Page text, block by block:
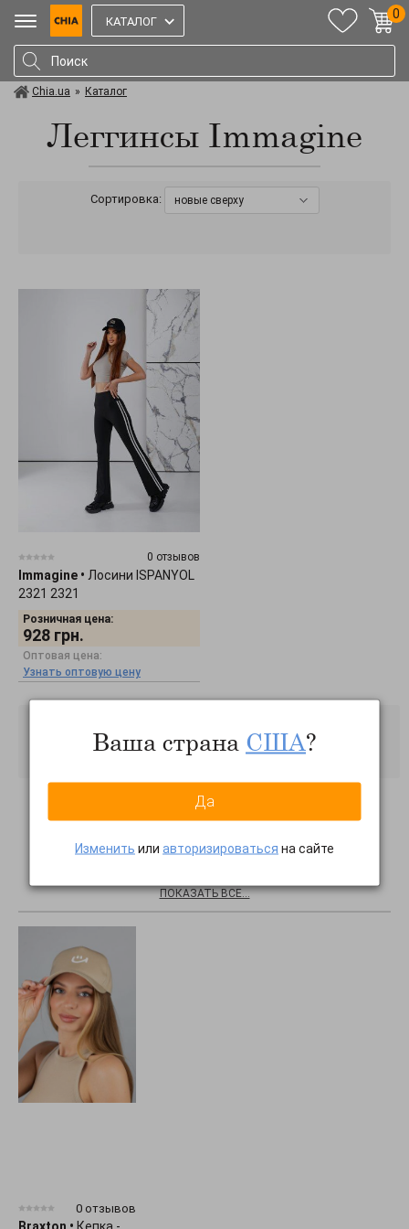
КАТАЛОГ
0
Chia.ua » Каталог
Леггинсы Immagine
Сортировка: новые сверху
0 отзывов
Immagine • Лосини ISPANYOL
2321 2321
Розничная цена:
928 грн.
Оптовая цена:
Узнать оптовую цену
Хиты продаж
ПОКАЗАТЬ ВСЕ...
0 отзывов
Ваша страна США?
Да
Изменить или авторизироваться на сайте